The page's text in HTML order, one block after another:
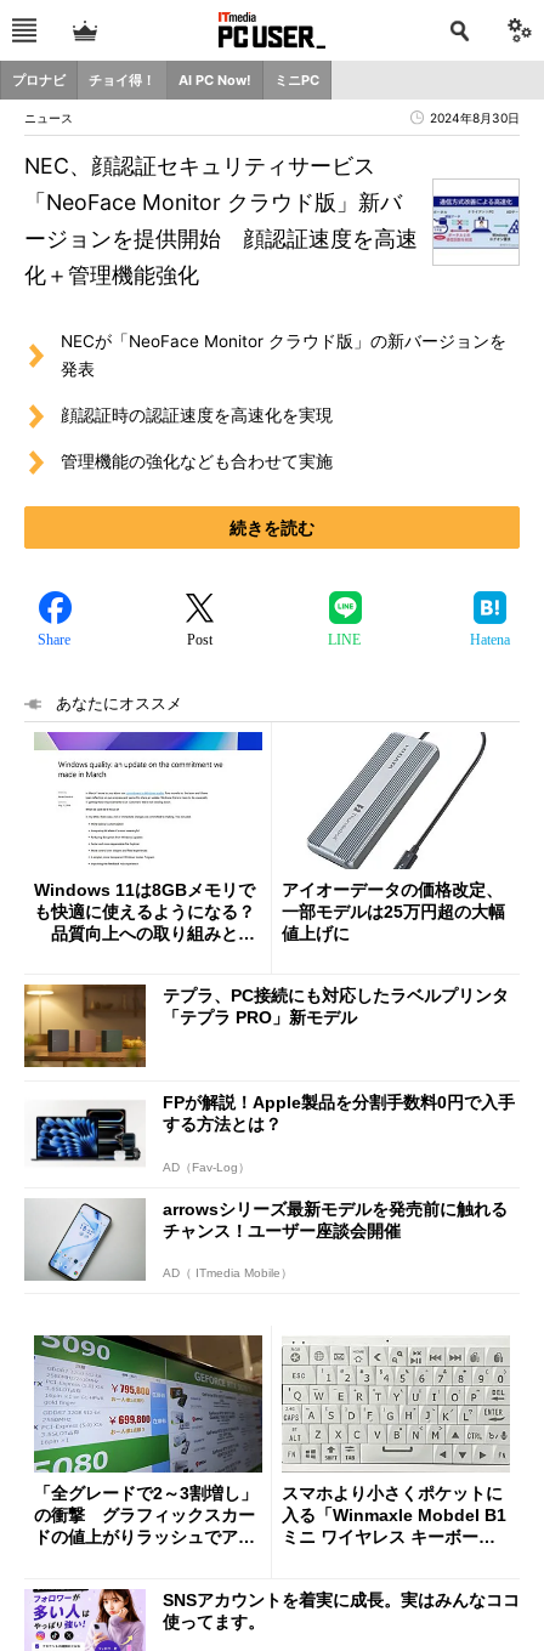
プロナビ チョイ得！ AI PC Now! ミニPC
ニュース 2024年8月30日
NEC、顔認証セキュリティサービス
「NeoFace Monitor クラウド版」新バ
ージョンを提供開始 顔認証速度を高速
化＋管理機能強化
NECが「NeoFace Monitor クラウド版」の新バージョンを
発表
顔認証時の認証速度を高速化を実現
管理機能の強化なども合わせて実施
続きを読む
Share Post LINE Hatena
あなたにオススメ
Windows 11は8GBメモリで
も快適に使えるようになる？
品質向上への取り組みと
アイオーデータの価格改定、
一部モデルは25万円超の大幅
値上げに
テプラ、PC接続にも対応したラベルプリンタ
「テプラ PRO」新モデル
FPが解説！Apple製品を分割手数料0円で入手
する方法とは？
AD（Fav-Log）
arrowsシリーズ最新モデルを発売前に触れる
チャンス！ユーザー座談会開催
AD（ ITmedia Mobile）
「全グレードで2～3割増し」
の衝撃 グラフィックスカー
ドの値上がりラッシュでアキ
スマホより小さくポケットに
入る「Winmaxle Mobdel B1
ミニ ワイヤレス キーボー
SNSアカウントを着実に成長。実はみんなココ
使ってます。